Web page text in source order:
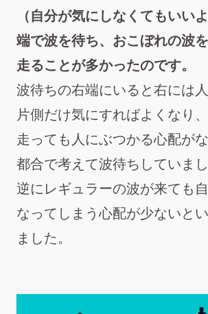
（自分が気にしなくてもいい
端で波を待ち、おこぼれの波
走ることが多かったのです。
波待ちの右端にいると右には
片側だけ気にすればよくなり
走っても人にぶつかる心配が
都合で考えて波待ちしていまし
逆にレギュラーの波が来ても
なってしまう心配が少ないと
ました。